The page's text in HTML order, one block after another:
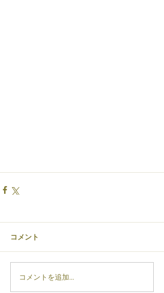
コメント
コメントを追加…